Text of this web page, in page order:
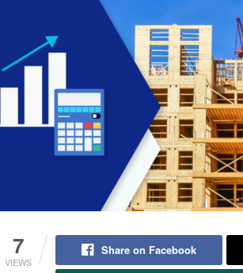
7
VIEWS
Share on Facebook